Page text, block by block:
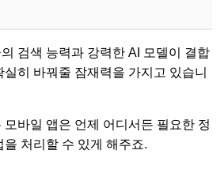
검색 능력과 강력한 AI 모델이 결합
히 바꿔줄 잠재력을 가지고 있습니
바일 앱은 언제 어디서든 필요한 정
을 처리할 수 있게 해주죠.